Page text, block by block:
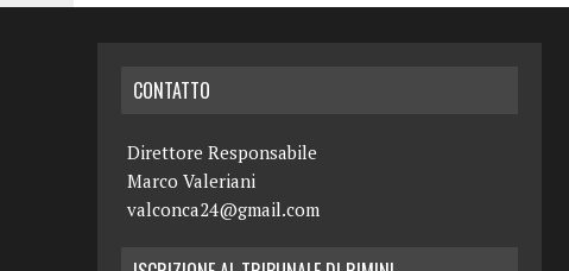
CONTATTO
Direttore Responsabile
Marco Valeriani
valconca24@gmail.com